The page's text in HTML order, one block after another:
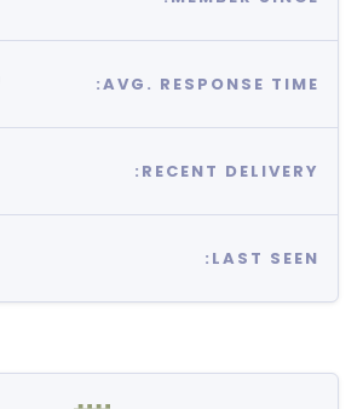
AVG. RESPONSE TIME:
RECENT DELIVERY:
LAST SEEN: